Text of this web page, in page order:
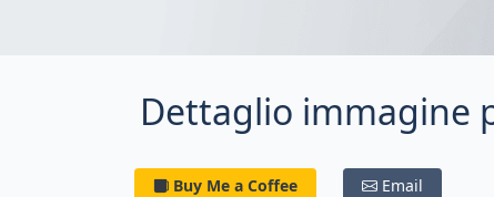
Dettaglio immagine
Buy Me a Coffee Email